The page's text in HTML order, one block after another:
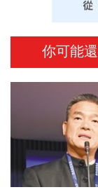
你可能